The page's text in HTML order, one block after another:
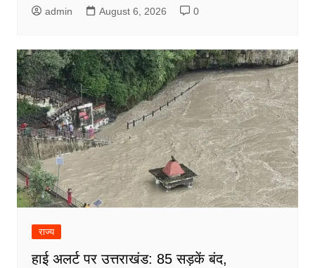
admin August 6, 2026 0
राज्य
हाई अलर्ट पर उत्तराखंड: 85 सड़कें बंद,